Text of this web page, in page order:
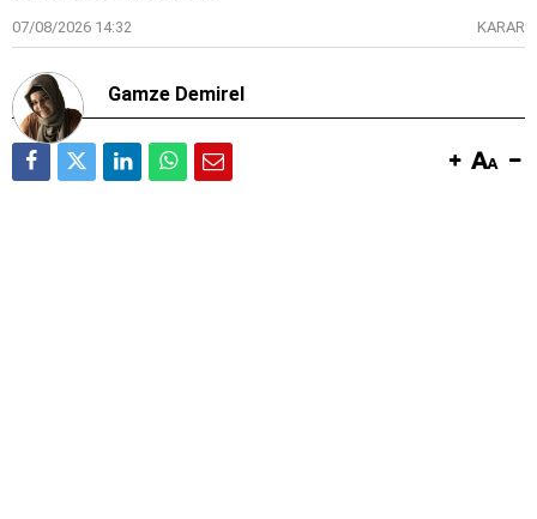
07/08/2026 14:32 KARAR
Gamze Demirel